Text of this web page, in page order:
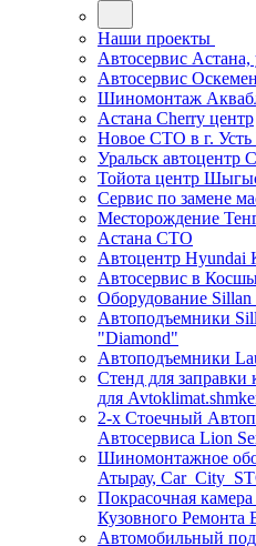
Наши проекты
Автосервис
Автосервис Оскемен
Шиномонтаж
Астана Cherry центр
Новое СТО в г. Усть
Уральск автоцентр
Тойота центр
Сервис по замене
Месторождение
Астана СТО
Автоцентр Hyundai
Автосервис в
Оборудование Sillan
Автоподъемники
"Diamond"
Автоподъемники
Стенд для заправки
для
2-х Стоечный
Автосервиса Lion
Шиномонтажное
Атырау,
Покрасочная
Кузовного Ремонта
Автомобильный